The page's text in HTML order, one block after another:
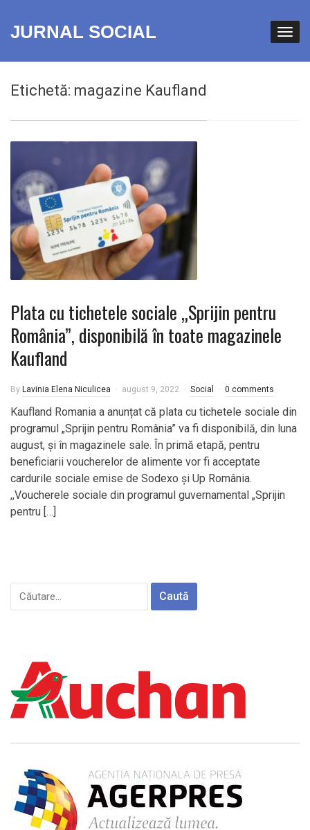
JURNAL SOCIAL
Etichetă: magazine Kaufland
Plata cu tichetele sociale „Sprijin pentru
România”, disponibilă în toate magazinele
Kaufland
By Lavinia Elena Niculicea august 9, 2022 Social 0 comments
Kaufland Romania a anunțat că plata cu tichetele sociale din
programul „Sprijin pentru România” va fi disponibilă, din luna
august, și în magazinele sale. În primă etapă, pentru
beneficiarii voucherelor de alimente vor fi acceptate
cardurile sociale emise de Sodexo și Up România.
,,Voucherele sociale din programul guvernamental „Sprijin
pentru […]
Caută
după: